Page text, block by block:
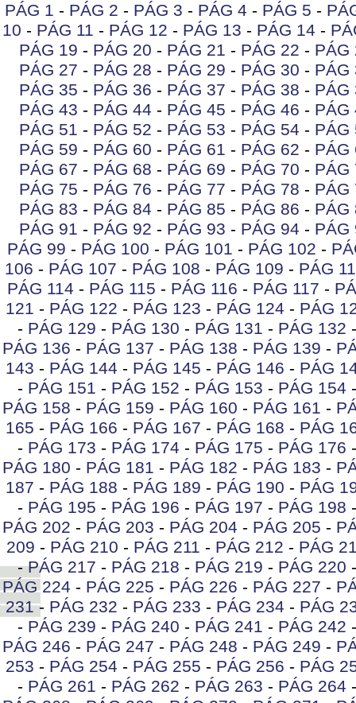
PÁG 1 - PÁG 2 - PÁG 3 - PÁG 4 - PÁG 5 -
10 - PÁG 11 - PÁG 12 - PÁG 13 - PÁG 14 -
PÁG 19 - PÁG 20 - PÁG 21 - PÁG 22 - PÁG
PÁG 27 - PÁG 28 - PÁG 29 - PÁG 30 - PÁG
PÁG 35 - PÁG 36 - PÁG 37 - PÁG 38 - PÁG
PÁG 43 - PÁG 44 - PÁG 45 - PÁG 46 - PÁG
PÁG 51 - PÁG 52 - PÁG 53 - PÁG 54 - PÁG
PÁG 59 - PÁG 60 - PÁG 61 - PÁG 62 - PÁG
PÁG 67 - PÁG 68 - PÁG 69 - PÁG 70 - PÁG
PÁG 75 - PÁG 76 - PÁG 77 - PÁG 78 - PÁG
PÁG 83 - PÁG 84 - PÁG 85 - PÁG 86 - PÁG
PÁG 91 - PÁG 92 - PÁG 93 - PÁG 94 - PÁG
PÁG 99 - PÁG 100 - PÁG 101 - PÁG 102 -
106 - PÁG 107 - PÁG 108 - PÁG 109 - PÁG
PÁG 114 - PÁG 115 - PÁG 116 - PÁG 117 -
121 - PÁG 122 - PÁG 123 - PÁG 124 - PÁG
- PÁG 129 - PÁG 130 - PÁG 131 - PÁG 132
PÁG 136 - PÁG 137 - PÁG 138 - PÁG 139 -
143 - PÁG 144 - PÁG 145 - PÁG 146 - PÁG
- PÁG 151 - PÁG 152 - PÁG 153 - PÁG 154
PÁG 158 - PÁG 159 - PÁG 160 - PÁG 161 -
165 - PÁG 166 - PÁG 167 - PÁG 168 - PÁG
- PÁG 173 - PÁG 174 - PÁG 175 - PÁG 176
PÁG 180 - PÁG 181 - PÁG 182 - PÁG 183 -
187 - PÁG 188 - PÁG 189 - PÁG 190 - PÁG
- PÁG 195 - PÁG 196 - PÁG 197 - PÁG 198
PÁG 202 - PÁG 203 - PÁG 204 - PÁG 205 -
209 - PÁG 210 - PÁG 211 - PÁG 212 - PÁG
-PÁG 217 - PÁG 218 - PÁG 219 - PÁG 220
PÁG 224 - PÁG 225 - PÁG 226 - PÁG 227 -
231- PÁG 232 - PÁG 233 - PÁG 234 - PÁG
- PÁG 239 - PÁG 240 - PÁG 241 - PÁG 242
PÁG 246 - PÁG 247 - PÁG 248 - PÁG 249 -
253 - PÁG 254 - PÁG 255 - PÁG 256 - PÁG
- PÁG 261 - PÁG 262 - PÁG 263 - PÁG 264